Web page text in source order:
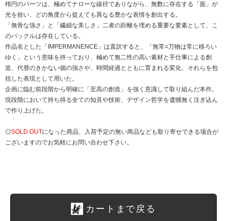
楕円のパーツは、極めてナローな線径でありながら、無数に存在する「⾯」が
光を拾い、どの⾓度から捉えても異なる豊かな表情を創出する。
「無⾻な強さ」と「繊細な美しさ」⼆者の距離を埋める重要な要素として、こ
のバックルは存在している。
作品名とした「IMPERMANENCE」は直訳すると、「無常=万物は常に移ろい
ゆく」という意味を持っており、極めて無⼆性の⾼い素材と⼿仕事による創
造、代替のきかない個の強さや、時間経過とともに育まれる変化、それらを包
括した表現として⽤いた。
企画に臨む前段階から明確に「⾄⾼の創造」を強く意識して取り組んだ本作。
現段階において持ち得る全ての知⾒や技術、デザイン哲学を遺憾無く注ぎ込ん
で作り上げた。
◎SOLD OUTになった商品、入荷予定の無い商品なども取り寄せできる場合が
ございますのでお気軽にお問い合わせ下さい。
カートまで戻る